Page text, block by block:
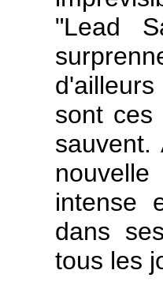
"Lead
sont ces
sauvent.
intense
dans
tous les